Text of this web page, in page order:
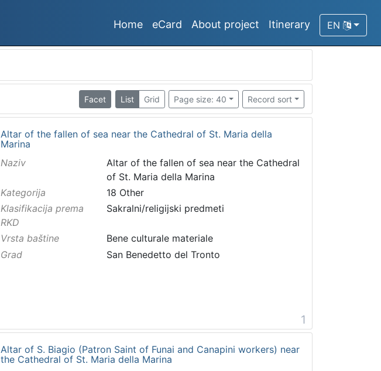
Home eCard About project Itinerary EN
Facet List Grid Page size: 40 Record sort
Altar of the fallen of sea near the Cathedral of St. Maria della
Marina
Naziv
Altar of the fallen of sea near the Cathedral
of St. Maria della Marina
Kategorija
18 Other
Klasifikacija prema
RKD
Sakralni/religijski predmeti
Vrsta baštine
Bene culturale materiale
Grad
San Benedetto del Tronto
1
Altar of S. Biagio (Patron Saint of Funai and Canapini workers) near
the Cathedral of St. Maria della Marina